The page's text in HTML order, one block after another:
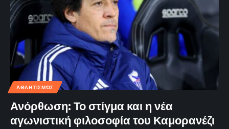
ΑΘΛΗΤΙΣΜΌΣ
Ανόρθωση: Το στίγμα και η νέα
αγωνιστική φιλοσοφία του Καμορανέζι